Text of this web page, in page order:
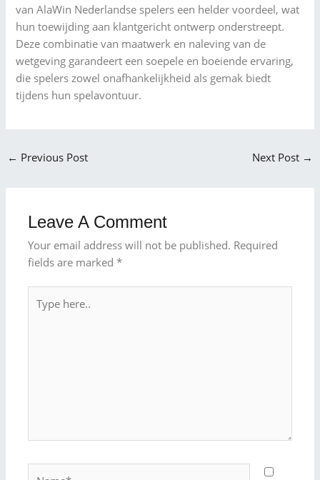
van AlaWin Nederlandse spelers een helder voordeel, wat
hun toewijding aan klantgericht ontwerp onderstreept.
Deze combinatie van maatwerk en naleving van de
wetgeving garandeert een soepele en boeiende ervaring,
die spelers zowel onafhankelijkheid als gemak biedt
tijdens hun spelavontuur.
← Previous Post Next Post →
Leave A Comment
Your email address will not be published. Required
fields are marked*
here..